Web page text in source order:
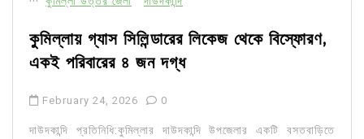
কুমিল্লায় গ্যাস সিলিন্ডারের লিকেজ থেকে বিস্ফোরণ,
একই পরিবারের ৪ জন দগ্ধ
February 24, 2026 0
দাউদকান্দি প্রতিনিধি:কুমিল্লার দাউদকান্দি উপজেলার একটি বসতবাড়িতে